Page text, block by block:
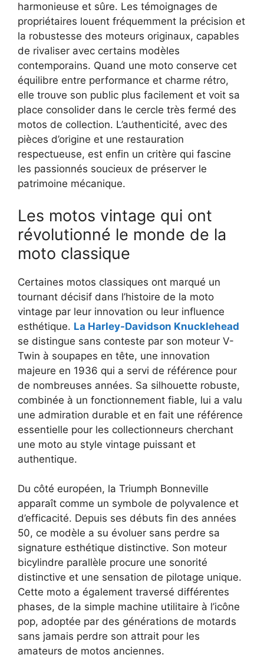
harmonieuse et sûre. Les témoignages de
propriétaires louent fréquemment la précision et
la robustesse des moteurs originaux, capables
de rivaliser avec certains modèles
contemporains. Quand une moto conserve cet
équilibre entre performance et charme rétro,
elle trouve son public plus facilement et voit sa
place consolider dans le cercle très fermé des
motos de collection. L’authenticité, avec des
pièces d’origine et une restauration
respectueuse, est enfin un critère qui fascine
les passionnés soucieux de préserver le
patrimoine mécanique.
Les motos vintage qui ont
révolutionné le monde de la
moto classique
Certaines motos classiques ont marqué un
tournant décisif dans l’histoire de la moto
vintage par leur innovation ou leur influence
esthétique. La Harley-Davidson Knucklehead
se distingue sans conteste par son moteur V-
Twin à soupapes en tête, une innovation
majeure en 1936 qui a servi de référence pour
de nombreuses années. Sa silhouette robuste,
combinée à un fonctionnement fiable, lui a valu
une admiration durable et en fait une référence
essentielle pour les collectionneurs cherchant
une moto au style vintage puissant et
authentique.
Du côté européen, la Triumph Bonneville
apparaît comme un symbole de polyvalence et
d’efficacité. Depuis ses débuts fin des années
50, ce modèle a su évoluer sans perdre sa
signature esthétique distinctive. Son moteur
bicylindre parallèle procure une sonorité
distinctive et une sensation de pilotage unique.
Cette moto a également traversé différentes
phases, de la simple machine utilitaire à l’icône
pop, adoptée par des générations de motards
sans jamais perdre son attrait pour les
amateurs de motos anciennes.